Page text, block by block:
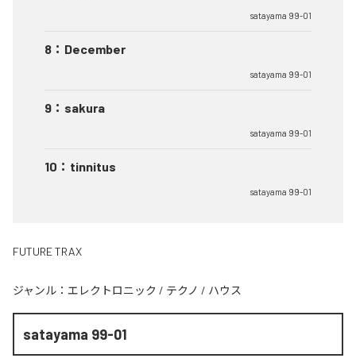
satayama 99-01
8 ： December
satayama 99-01
9 ： sakura
satayama 99-01
10 ： tinnitus
satayama 99-01
FUTURE TRAX
ジャンル： エレクトロニック / テクノ / ハウス
satayama 99-01